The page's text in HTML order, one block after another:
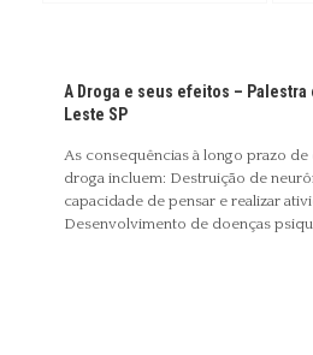
A Droga e seus efeitos – Palestra
Leste SP
As consequências à longo prazo
droga incluem: Destruição de
capacidade de pensar e realizar
Desenvolvimento de doenças